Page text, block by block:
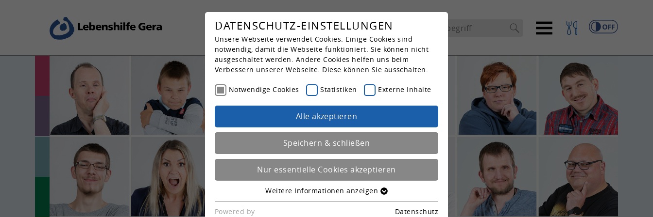
Kar­rie­re
Wohnen und Leben
Bildung und Beruf
Arbeiten und Fördern
Produktion und Dienstleistung
DATENSCHUTZ-EINSTELLUNGEN
Unsere Webseite verwendet Cookies. Einige Cookies sind
notwendig, damit die Webseite funktioniert. Sie können nicht
ausgeschaltet werden. Andere Cookies helfen uns beim
Verbessern unserer Webseite. Diese können Sie ausschalten.
Notwendige Cookies Statistiken Externe Inhalte
Alle akzeptieren
Speichern & schließen
Nur essentielle Cookies akzeptieren
NOTWENDIGE COOKIES
Einige Cookies sind notwendig, damit die Webseite
Weitere Informationen anzeigen
Powered by
Datenschutz